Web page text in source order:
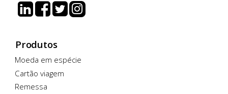
Produtos
Moeda em espécie
Cartão viagem
Remessa